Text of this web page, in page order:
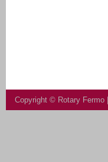
Copyright © Rotary Fermo